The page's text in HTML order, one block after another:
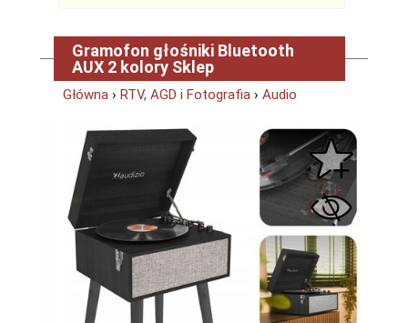
Gramofon głośniki Bluetooth
AUX 2 kolory Sklep
Główna › RTV, AGD i Fotografia › Audio